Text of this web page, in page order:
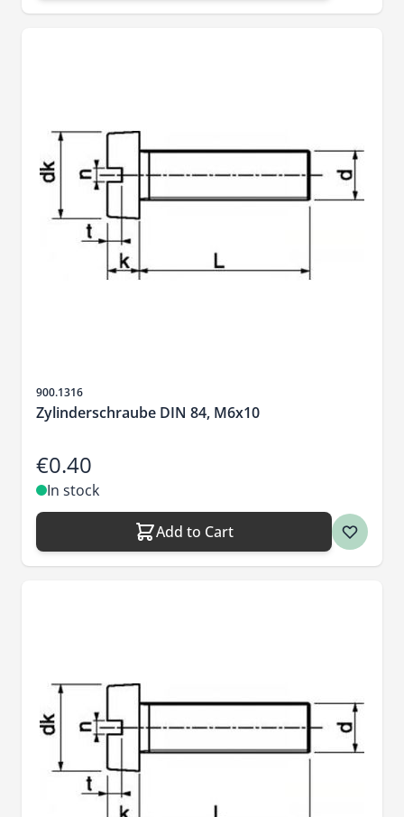
Sku
900.1316
Zylinderschraube DIN 84, M6x10
€0.40
In stock
Add to Cart